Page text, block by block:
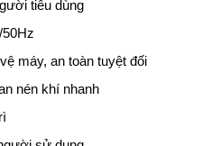
tiêu dùng
50Hz
máy, an toàn tuyệt đối
nén khí nhanh